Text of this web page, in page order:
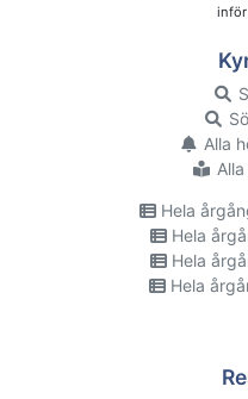
Alla
Hela
Hela
Hela
Hela